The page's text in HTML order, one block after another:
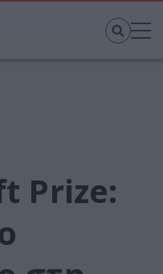
Prize: